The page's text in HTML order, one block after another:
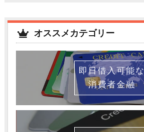
オススメカテゴリー
即日借入可能な
消費者金融